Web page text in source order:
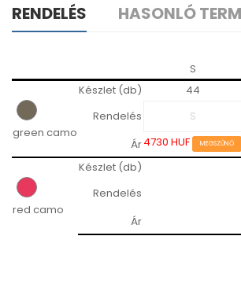
RENDELÉS
HASONLÓ
S
green camo
Készlet (db) 44
Rendelés
Ár4730 HUF MEGSZŰNŐ
red camo
Készlet (db)
Rendelés
Ár